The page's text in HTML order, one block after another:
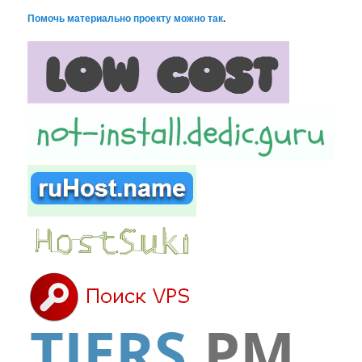
Помочь материально проекту можно так.